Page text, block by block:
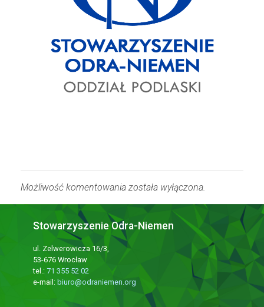
Możliwość komentowania została wyłączona.
Stowarzyszenie Odra-Niemen
ul. Zelwerowicza 16/3,
53-676 Wrocław
tel.: 71 355 52 02
e-mail: biuro@odraniemen.org